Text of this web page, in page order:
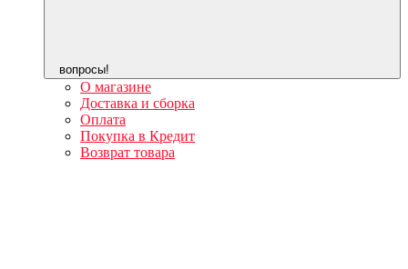
вопросы!
О магазине
Доставка и сборка
Оплата
Покупка в Кредит
Возврат товара